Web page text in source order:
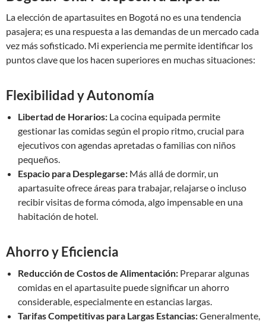
La elección de apartasuites en Bogotá no es una tendencia
pasajera; es una respuesta a las demandas de un mercado cada
vez más sofisticado. Mi experiencia me permite identificar los
puntos clave que los hacen superiores en muchas situaciones:
Flexibilidad y Autonomía
Libertad de Horarios: La cocina equipada permite
gestionar las comidas según el propio ritmo, crucial para
ejecutivos con agendas apretadas o familias con niños
pequeños.
Espacio para Desplegarse: Más allá de dormir, un
apartasuite ofrece áreas para trabajar, relajarse o incluso
recibir visitas de forma cómoda, algo impensable en una
habitación de hotel.
Ahorro y Eficiencia
Reducción de Costos de Alimentación: Preparar algunas
comidas en el apartasuite puede significar un ahorro
considerable, especialmente en estancias largas.
Tarifas Competitivas para Largas Estancias:Generalmente,